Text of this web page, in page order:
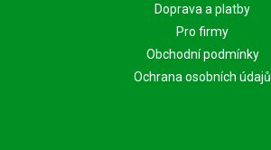
Doprava a platby
Pro firmy
Obchodní podmínky
Ochrana osobních údajů